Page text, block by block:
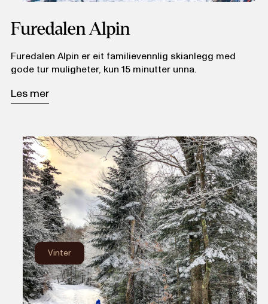
Furedalen Alpin
Furedalen Alpin er eit familievennlig skianlegg med
gode tur muligheter, kun 15 minutter unna.
Les mer
Vinter